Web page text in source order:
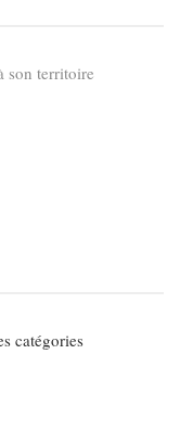
son territoire
catégories